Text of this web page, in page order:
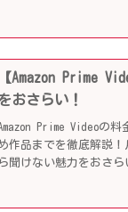
【Amazon Prime
おさらい！
Prime Videoの
作品までを徹底解説
ら聞けない魅力をおさら